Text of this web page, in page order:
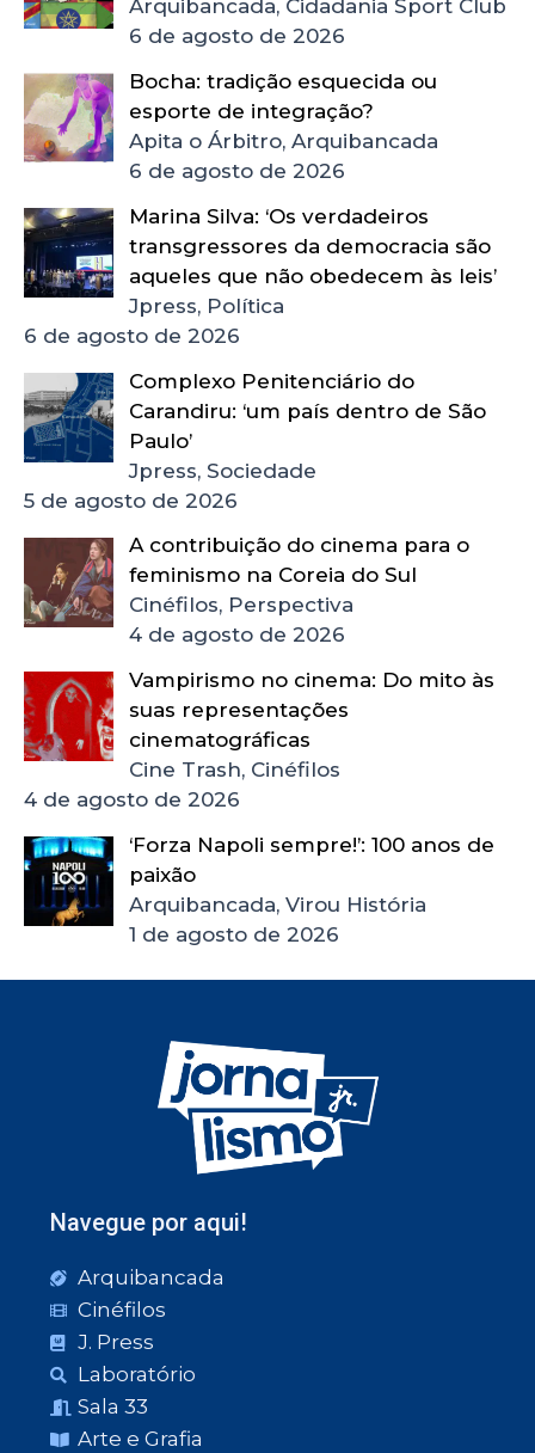
Arquibancada, Cidadania Sport Club
6 de agosto de 2026
Bocha: tradição esquecida ou
esporte de integração?
Apita o Árbitro, Arquibancada
6 de agosto de 2026
Marina Silva: ‘Os verdadeiros
transgressores da democracia são
aqueles que não obedecem às leis’
Jpress, Política
6 de agosto de 2026
Complexo Penitenciário do
Carandiru: ‘um país dentro de São
Paulo’
Jpress, Sociedade
5 de agosto de 2026
A contribuição do cinema para o
feminismo na Coreia do Sul
Cinéfilos, Perspectiva
4 de agosto de 2026
Vampirismo no cinema: Do mito às
suas representações
cinematográficas
Cine Trash, Cinéfilos
4 de agosto de 2026
‘Forza Napoli sempre!’: 100 anos de
paixão
Arquibancada, Virou História
1 de agosto de 2026
Navegue por aqui!
Arquibancada
Cinéfilos
J. Press
Laboratório
Sala 33
Arte e Grafia